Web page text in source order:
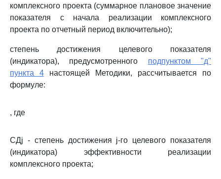
комплексного проекта (суммарное плановое значение
показателя с начала реализации комплексного
проекта по отчетный период включительно);
степень достижения целевого показателя
(индикатора), предусмотренного подпунктом "д"
пункта 4 настоящей Методики, рассчитывается по
формуле:
, где
СДj - степень достижения j-го целевого показателя
(индикатора) эффективности реализации
комплексного проекта;